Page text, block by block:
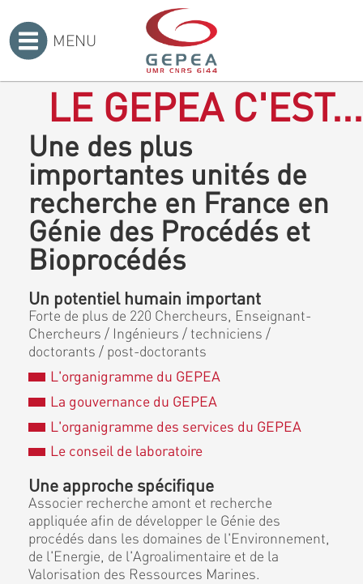
MENU
LE GEPEA C'EST...
Une des plus
importantes unités de
recherche en France en
Génie des Procédés et
Bioprocédés
Un potentiel humain important
Forte de plus de 220 Chercheurs, Enseignant-
Chercheurs / Ingénieurs / techniciens /
doctorants / post-doctorants
L'organigramme du GEPEA
La gouvernance du GEPEA
L'organigramme des services du GEPEA
Le conseil de laboratoire
Une approche spécifique
Associer recherche amont et recherche
appliquée afin de développer le Génie des
procédés dans les domaines de l'Environnement,
de l'Energie, de l'Agroalimentaire et de la
Valorisation des Ressources Marines.